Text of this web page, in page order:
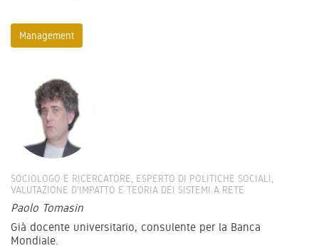
Management
SOCIOLOGO E RICERCATORE, ESPERTO DI POLITICHE SOCIALI,
VALUTAZIONE D'IMPATTO E TEORIA DEI SISTEMI A RETE
Paolo Tomasin
Già docente universitario, consulente per la Banca
Mondiale.